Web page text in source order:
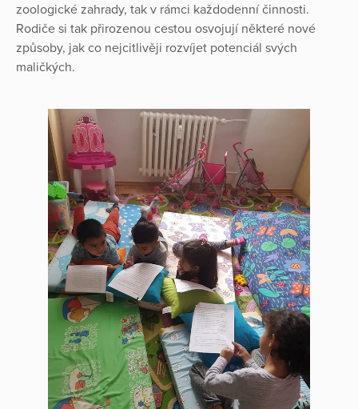
zoologické zahrady, tak v rámci každodenní činnosti.
Rodiče si tak přirozenou cestou osvojují některé nové
způsoby, jak co nejcitlivěji rozvíjet potenciál svých
maličkých.